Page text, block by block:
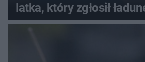
latka, który zgłosił
aucie